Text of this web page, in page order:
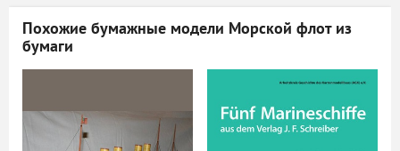
Похожие бумажные модели Морской флот из
бумаги